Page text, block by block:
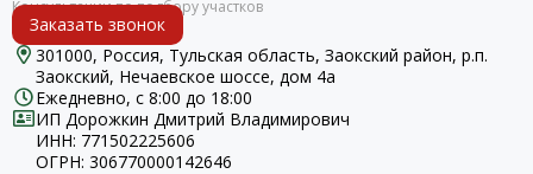
Заказать звонок
301000, Россия, Тульская область, Заокский район, р.п.
Заокский, Нечаевское шоссе, дом 4а
Ежедневно, с 8:00 до 18:00
ИП Дорожкин Дмитрий Владимирович
ИНН: 771502225606
ОГРН: 306770000142646